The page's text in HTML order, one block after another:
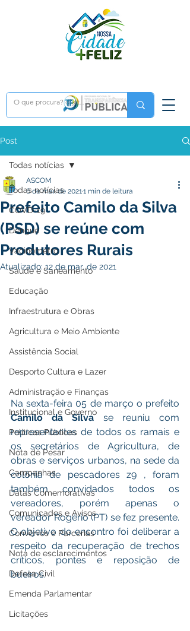
Post
Todas notícias
COVD-19
Dengue
Vacinômetro
Saúde e Saneamento
Educação
Infraestrutura e Obras
Agricultura e Meio Ambiente
Assistência Social
Desporto Cultura e Lazer
Administração e Finanças
Institucional e Governo
Políticas Públicas
Nota de Pesar
Campanhas
Datas Comemorativas
Comunicados e Avisos
Convênios e Parcerias
Nota de esclarecimentos
Defesa Civil
Emenda Parlamentar
Licitações
Todas notícias
Prefeito Camilo da Silva
(PSD) se reúne com
Produtores Rurais
ASCOM
6 de mar. de 20211 min de leitura
Atualizado:12 de mar. de 2021
Camilo da Silva se reuniu com
representantes de todos os ramais e
os secretários de Agricultura, de
obras e serviços urbanos, na sede da
colônia de pescadores z9 , foram
também convidados todos os
vereadores, porém apenas o
vereador Rogério (PT) se fez presente.
O objetivo do encontro foi deliberar a
respeito da recuperação de trechos
críticos, pontes e reposição de
bueiros.